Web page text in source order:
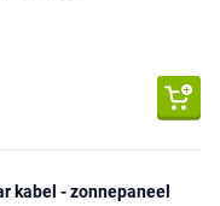
kabel - zonnepaneel